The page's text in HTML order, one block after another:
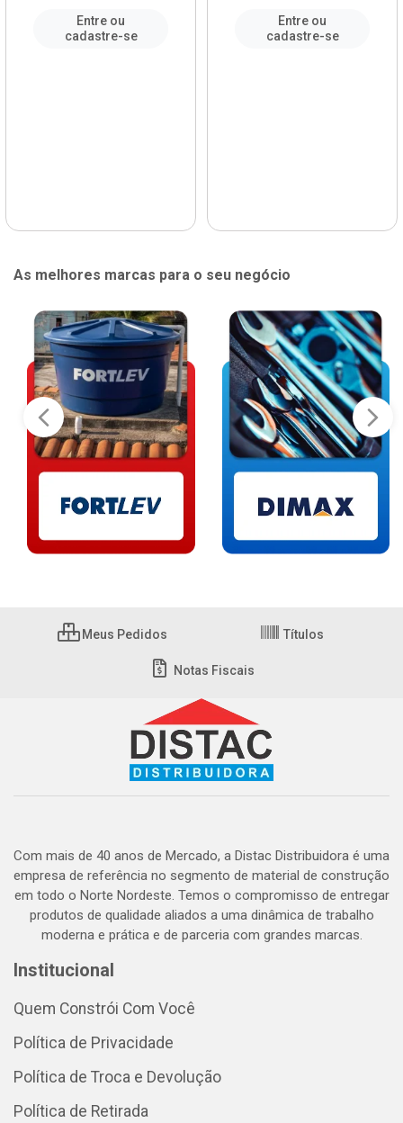
Entre ou
cadastre-se
Entre ou
cadastre-se
As melhores marcas para o seu negócio
Meus Pedidos Títulos
Notas Fiscais
Com mais de 40 anos de Mercado, a Distac Distribuidora é uma
empresa de referência no segmento de material de construção
em todo o Norte Nordeste. Temos o compromisso de entregar
produtos de qualidade aliados a uma dinâmica de trabalho
moderna e prática e de parceria com grandes marcas.
Institucional
Quem Constrói Com Você
Política de Privacidade
Política de Troca e Devolução
Política de Retirada